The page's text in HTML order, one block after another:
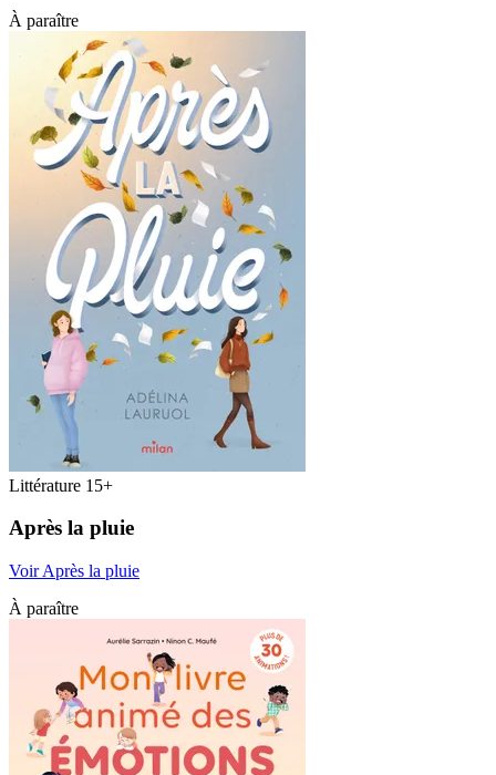
À paraître
Littérature 15+
Après la pluie
Voir Après la pluie
À paraître